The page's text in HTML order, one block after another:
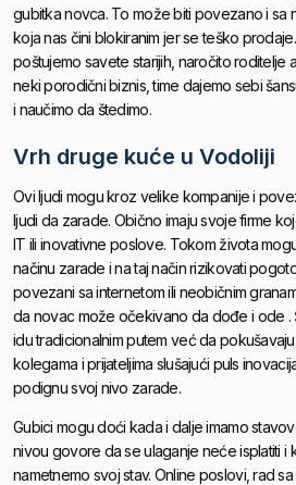
gubitka novca. To može biti povezano i sa
koja nas čini blokiranim jer se teško
poštujemo savete starijih, naročito roditelje
neki porodični biznis, time dajemo sebi
i naučimo da štedimo.
Vrh druge kuće u Vodoliji
Ovi ljudi mogu kroz velike kompanije i
ljudi da zarade. Obično imaju svoje firme
IT ili inovativne poslove. Tokom života
načinu zarade i na taj način rizikovati
povezani sa internetom ili neobičnim
da novac može očekivano da dođe i ode .
idu tradicionalnim putem već da
kolegama i prijateljima slušajući puls
podignu svoj nivo zarade.
Gubici mogu doći kada i dalje imamo
nivou govore da se ulaganje neće isplatiti i
nametnemo svoj stav. Online poslovi, rad